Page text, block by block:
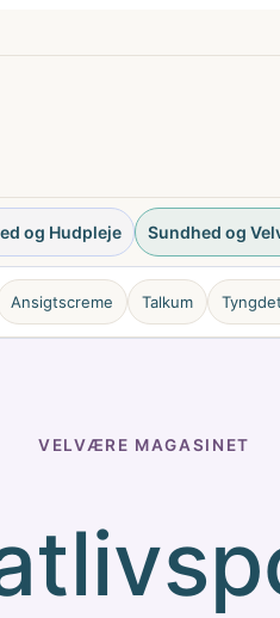
og Hudpleje Sundhed og
Ansigtscreme Talkum
VELVÆRE MAGASINET